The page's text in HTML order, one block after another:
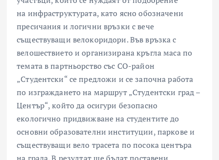
на инфраструктурата, като ясно обозначени
пресичания и логични връзки с вече
съществуващи велокоридори. Във връзка с
велошествието и организирана кръгла маса по
темата в партньорство със СО-район
„Студентски“ се предложи и се започна работа
по изграждането на маршрут „Студентски град –
Център“, който да осигури безопасно
екологично придвижване на студентите до
основни образователни институции, паркове и
съществуващи вело трасета по посока центъра